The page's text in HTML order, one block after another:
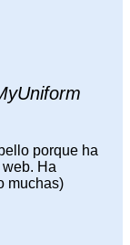
porque ha
Ha
muchas)